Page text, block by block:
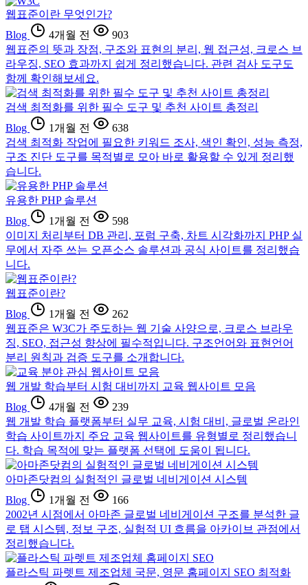
웹표준이란 무엇인가?
Blog
4개월 전
903
웹표준의 뜻과 장점, 구조와 표현의 분리, 웹 접근성, 크로스 브
라우징, SEO 효과까지 쉽게 정리했습니다. 관련 검사 도구도
함께 확인해보세요.
검색 최적화를 위한 필수 도구 및 추천 사이트 총정리
Blog
1개월 전
638
검색 최적화 작업에 필요한 키워드 조사, 색인 확인, 성능 측정,
구조 진단 도구를 목적별로 모아 바로 활용할 수 있게 정리했
습니다.
유용한 PHP 솔루션
Blog
1개월 전
598
이미지 처리부터 DB 관리, 포럼 구축, 차트 시각화까지 PHP 실
무에서 자주 쓰는 오픈소스 솔루션과 공식 사이트를 정리했습
니다.
웹표준이란?
Blog
1개월 전
262
웹표준은 W3C가 주도하는 웹 기술 사양으로, 크로스 브라우
징, SEO, 접근성 향상에 필수적입니다. 구조언어와 표현언어
분리 원칙과 검증 도구를 소개합니다.
웹 개발 학습부터 시험 대비까지 교육 웹사이트 모음
Blog
4개월 전
239
웹 개발 학습 플랫폼부터 실무 교육, 시험 대비, 글로벌 온라인
학습 사이트까지 주요 교육 웹사이트를 유형별로 정리했습니
다. 학습 목적에 맞는 플랫폼 선택에 도움이 됩니다.
아마존닷컴의 실험적인 글로벌 네비게이션 시스템
Blog
1개월 전
166
2002년 시점에서 아마존 글로벌 네비게이션 구조를 분석한 글
로 탭 시스템, 정보 구조, 실험적 UI 흐름을 아카이브 관점에서
정리했습니다.
플라스틱 파렛트 제조업체 국문, 영문 홈페이지 SEO 최적화